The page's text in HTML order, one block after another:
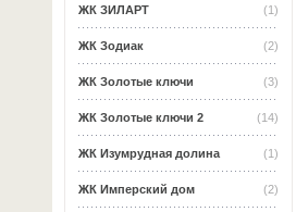
(1)
ЖК ЗИЛАРТ
(2)
ЖК Зодиак
(3)
ЖК Золотые ключи
(14)
ЖК Золотые ключи 2
(1)
ЖК Изумрудная долина
(2)
ЖК Имперский дом